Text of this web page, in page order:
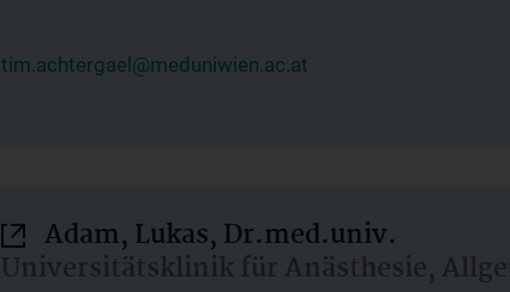
tim.achtergael@meduniwien.ac.at
Adam, Lukas, Dr.med.univ.
Universitätsklinik für Anästhesie,